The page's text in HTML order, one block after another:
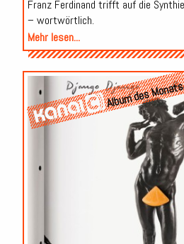
Franz Ferdinand trifft auf die
– wortwörtlich.
Mehr lesen...
Album des Monats